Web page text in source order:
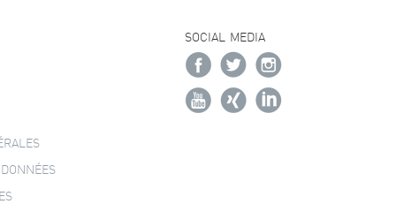
SOCIAL MEDIA